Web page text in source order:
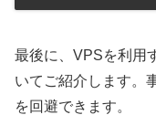
最後に、VPSを利用
いてご紹介します。
を回避できます。